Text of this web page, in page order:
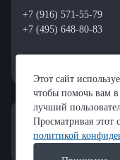
+7 (916) 571-55-79
+7 (495) 648-80-83
Этот сайт
чтобы помочь вам в
лучший
Просматривая этот
политикой